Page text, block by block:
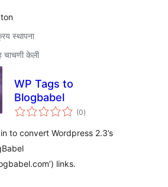
स्थापना
चाचणी केली
WP Tags to
Blogbabel
(0एकूण
मूल्यांकन
)
to convert Wordpress 2.3’s
links.